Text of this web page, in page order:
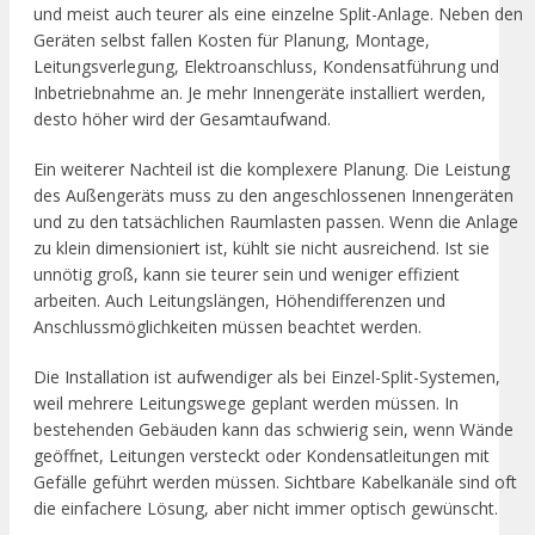
und meist auch teurer als eine einzelne Split-Anlage. Neben den
Geräten selbst fallen Kosten für Planung, Montage,
Leitungsverlegung, Elektroanschluss, Kondensatführung und
Inbetriebnahme an. Je mehr Innengeräte installiert werden,
desto höher wird der Gesamtaufwand.
Ein weiterer Nachteil ist die komplexere Planung. Die Leistung
des Außengeräts muss zu den angeschlossenen Innengeräten
und zu den tatsächlichen Raumlasten passen. Wenn die Anlage
zu klein dimensioniert ist, kühlt sie nicht ausreichend. Ist sie
unnötig groß, kann sie teurer sein und weniger effizient
arbeiten. Auch Leitungslängen, Höhendifferenzen und
Anschlussmöglichkeiten müssen beachtet werden.
Die Installation ist aufwendiger als bei Einzel-Split-Systemen,
weil mehrere Leitungswege geplant werden müssen. In
bestehenden Gebäuden kann das schwierig sein, wenn Wände
geöffnet, Leitungen versteckt oder Kondensatleitungen mit
Gefälle geführt werden müssen. Sichtbare Kabelkanäle sind oft
die einfachere Lösung, aber nicht immer optisch gewünscht.